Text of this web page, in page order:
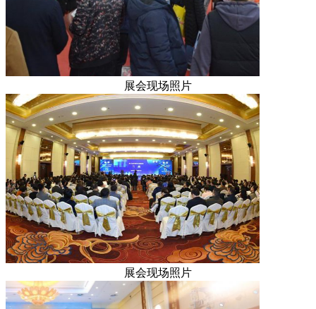
展会现场照片
展会现场照片